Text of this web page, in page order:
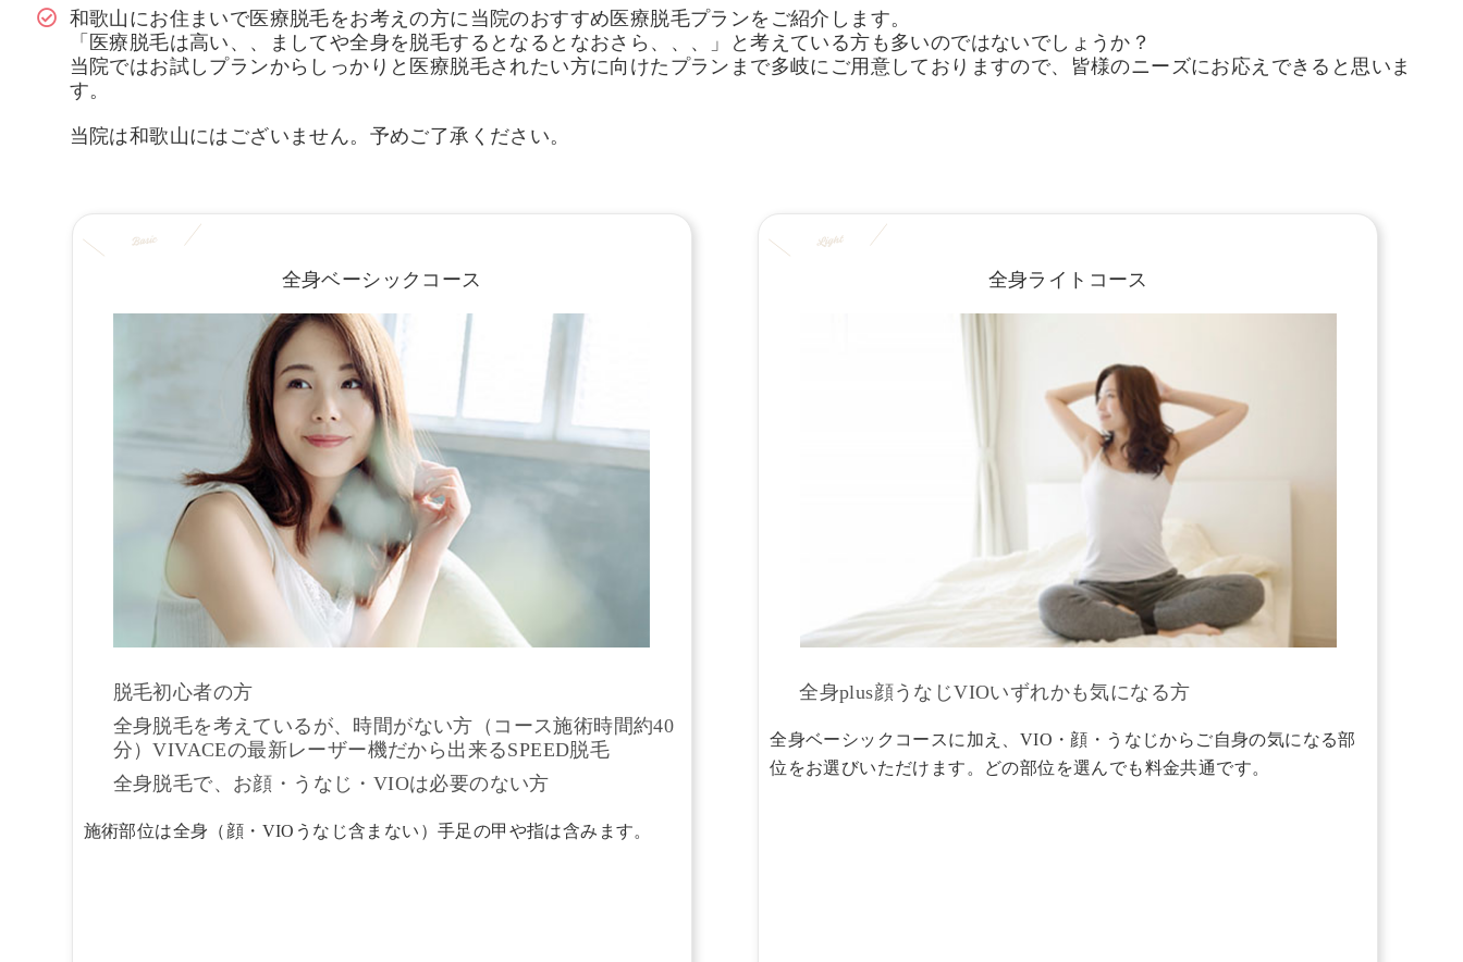
和歌山にお住まいで医療脱毛をお考えの方に当院のおすすめ医療脱毛プランをご紹介します。
「医療脱毛は高い、、ましてや全身を脱毛するとなるとなおさら、、、」と考えている方も多いのではないでしょうか？
当院ではお試しプランからしっかりと医療脱毛されたい方に向けたプランまで多岐にご用意しておりますので、皆様のニーズにお応えできると思いま
す。
当院は和歌山にはございません。予めご了承ください。
全身ベーシックコース
脱毛初心者の方
全身脱毛を考えているが、時間がない方（コース施術時間約40
分）VIVACEの最新レーザー機だから出来るSPEED脱毛
全身脱毛で、お顔・うなじ・VIOは必要のない方
施術部位は全身（顔・VIOうなじ含まない）手足の甲や指は含みます。
全身ライトコース
全身plus顔うなじVIOいずれかも気になる方
全身ベーシックコースに加え、VIO・顔・うなじからご自身の気になる部
位をお選びいただけます。どの部位を選んでも料金共通です。